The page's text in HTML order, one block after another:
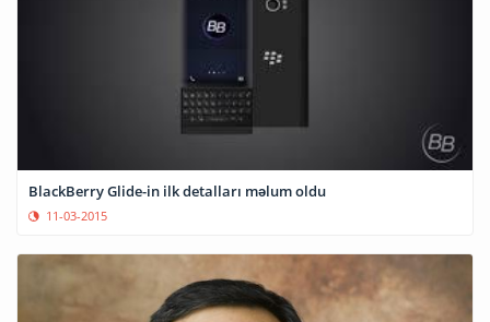
BlackBerry Glide-in ilk detalları məlum oldu
11-03-2015